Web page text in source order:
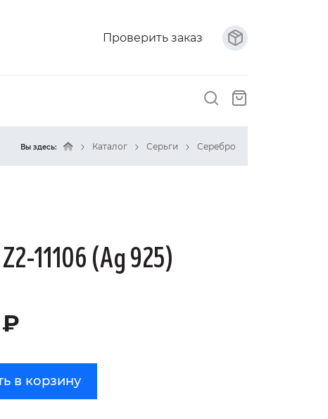
Проверить заказ
Вы здесь: Каталог Серьги Серебро
11106 (Ag 925)
в корзину